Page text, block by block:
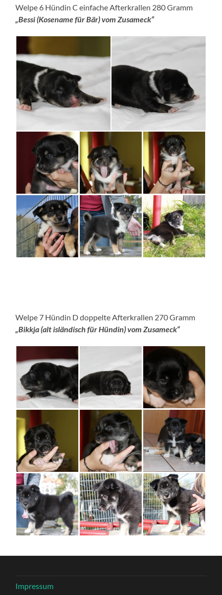
Welpe 6 Hündin C einfache Afterkrallen 280 Gramm
„Bessi (Kosename für Bär) vom Zusameck“
Welpe 7 Hündin D doppelte Afterkrallen 270 Gramm
„Bikkja (alt isländisch für Hündin) vom Zusameck“
Impressum